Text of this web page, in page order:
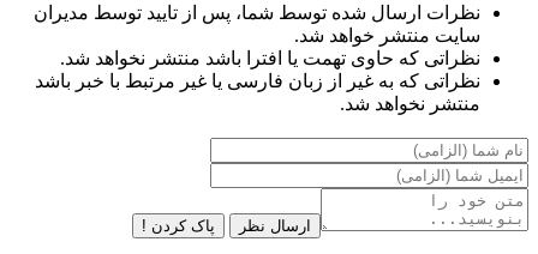
نظرات ارسال شده توسط شما، پس از تایید توسط مدیران
سایت منتشر خواهد شد.
نظراتی که حاوی تهمت یا افترا باشد منتشر نخواهد شد.
نظراتی که به غیر از زبان فارسی یا غیر مرتبط با خبر باشد
منتشر نخواهد شد.
ارسال نظر پاک کردن !